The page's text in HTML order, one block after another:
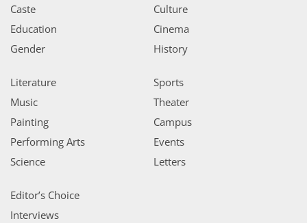
Caste
Education
Gender
Culture
Cinema
History
Literature
Music
Painting
Performing Arts
Science
Sports
Theater
Campus
Events
Letters
Editor’s Choice
Interviews